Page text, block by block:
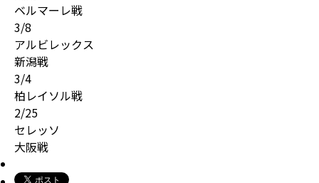
ベルマーレ戦
3/8
アルビレックス
新潟戦
3/4
柏レイソル戦
2/25
セレッソ
大阪戦